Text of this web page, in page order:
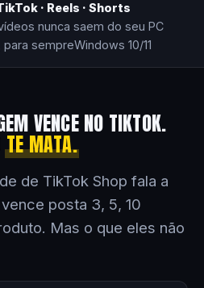
· Reels · Shorts
nunca saem do seu PC
, para sempreWindows 10/11
VENCE NO TIKTOK.
TE MATA.
de TikTok Shop fala a
posta 3, 5, 10
Mas o que eles não